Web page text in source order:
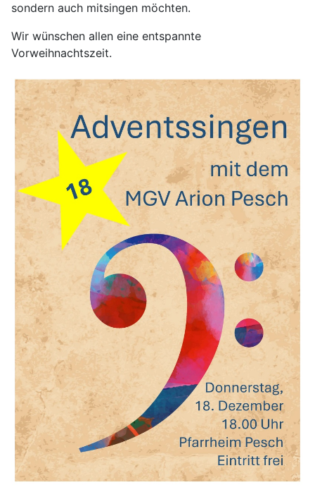
sondern auch mitsingen möchten.
Wir wünschen allen eine entspannte
Vorweihnachtszeit.